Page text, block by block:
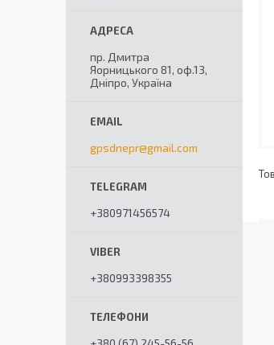
пр. Дмитра
Яорницького 81, оф.13,
Дніпро, Україна
gpsdnepr@gmail.com
+380971456574
+380993398355